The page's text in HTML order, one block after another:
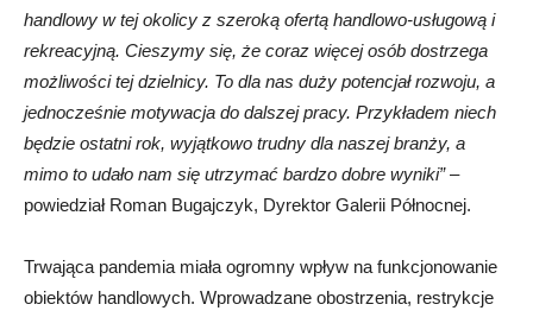
handlowy w tej okolicy z szeroką ofertą handlowo-usługową i
rekreacyjną. Cieszymy się, że coraz więcej osób dostrzega
możliwości tej dzielnicy. To dla nas duży potencjał rozwoju, a
jednocześnie motywacja do dalszej pracy. Przykładem niech
będzie ostatni rok, wyjątkowo trudny dla naszej branży, a
mimo to udało nam się utrzymać bardzo dobre wyniki”–
powiedział Roman Bugajczyk, Dyrektor Galerii Północnej.
Trwająca pandemia miała ogromny wpływ na funkcjonowanie
obiektów handlowych. Wprowadzane obostrzenia, restrykcje